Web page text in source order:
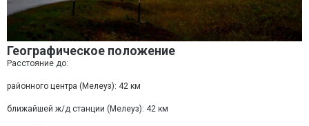
Географическое положение
Расстояние до:
районного центра (Мелеуз): 42 км
ближайшей ж/д станции (Мелеуз): 42 км